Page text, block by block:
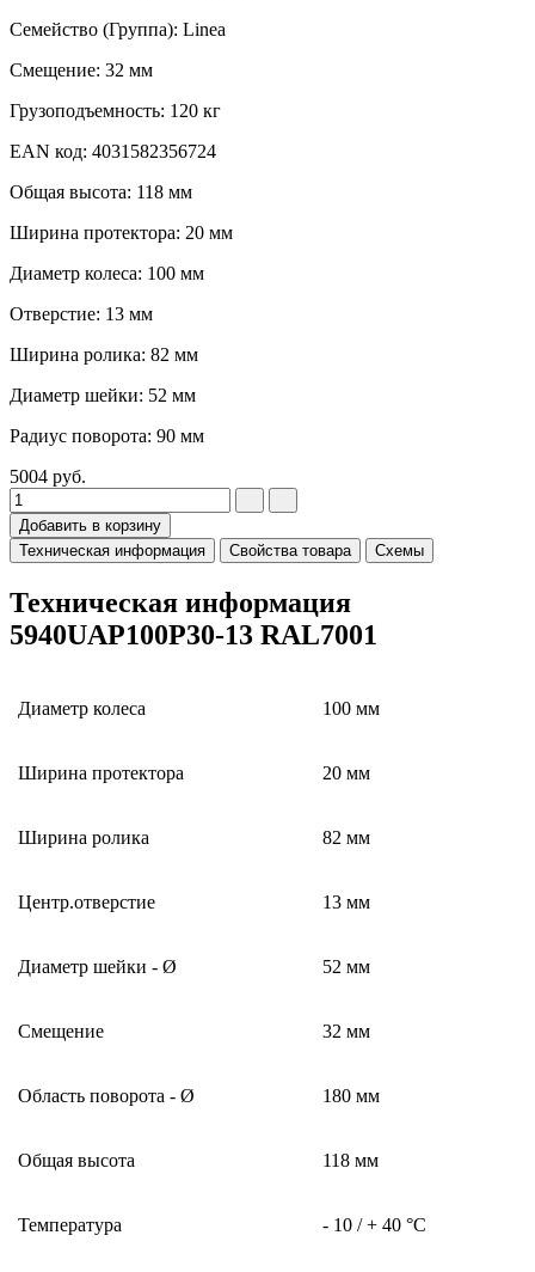
Семейство (Группа): Linea
Смещение: 32 мм
Грузоподъемность: 120 кг
EAN код: 4031582356724
Общая высота: 118 мм
Ширина протектора: 20 мм
Диаметр колеса: 100 мм
Отверстие: 13 мм
Ширина ролика: 82 мм
Диаметр шейки: 52 мм
Радиус поворота: 90 мм
5004 руб.
Добавить в корзину
Техническая информация
Свойства товара Схемы
Техническая информация
5940UAP100P30-13 RAL7001
Диаметр колеса 100 мм
Ширина протектора 20 мм
Ширина ролика 82 мм
Центр.отверстие 13 мм
Диаметр шейки - Ø 52 мм
Смещение 32 мм
Область поворота - Ø 180 мм
Общая высота 118 мм
Температура - 10 / + 40 °C